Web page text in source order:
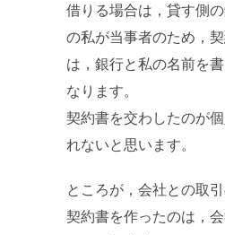
借りる場合は，貸す側
の私が当事者のため，
は，銀行と私の名前を
なります。
契約書を交わしたのが
れないと思います。
ところが，会社との取
契約書を作ったのは，